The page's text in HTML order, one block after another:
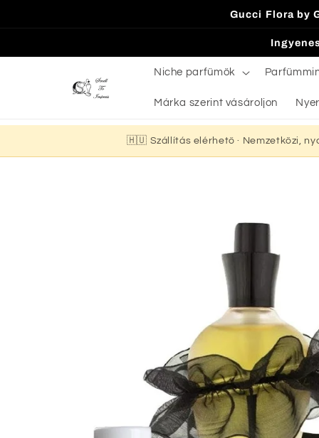
Gucci Flora by
Niche parfümök
Márka szerint vásároljon
🇭🇺 Szállítás elérhető · Nemzetközi,